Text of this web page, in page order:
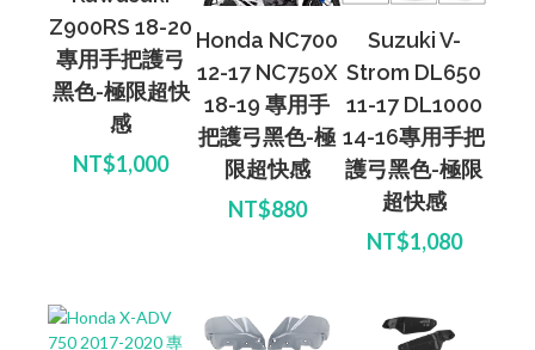
Z900RS 18-20
專用手把護弓
黑色-極限超快
感
NT$1,000
Honda NC700
12-17 NC750X
18-19 專用手
把護弓黑色-極
限超快感
NT$880
Suzuki V-
Strom DL650
11-17 DL1000
14-16專用手把
護弓黑色-極限
超快感
NT$1,080